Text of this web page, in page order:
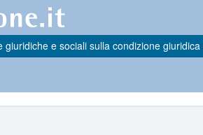
e sociali sulla condizione